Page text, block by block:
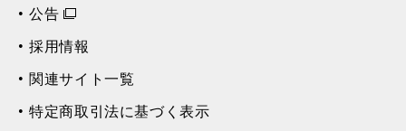
公告
採用情報
関連サイト一覧
特定商取引法に基づく表示